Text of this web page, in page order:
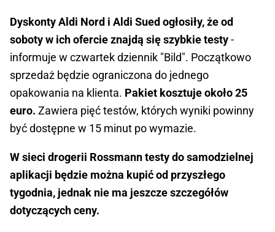
Dyskonty Aldi Nord i Aldi Sued ogłosiły, że od
soboty w ich ofercie znajdą się szybkie testy-
informuje w czwartek dziennik "Bild". Początkowo
sprzedaż będzie ograniczona do jednego
opakowania na klienta. Pakiet kosztuje około 25
euro. Zawiera pięć testów, których wyniki powinny
być dostępne w 15 minut po wymazie.
W sieci drogerii Rossmann testy do samodzielnej
aplikacji będzie można kupić od przyszłego
tygodnia, jednak nie ma jeszcze szczegółów
dotyczących ceny.